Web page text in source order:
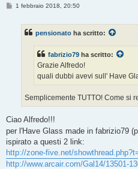
M
1 febbraio 2018, 20:50
pensionato ha scritto:
fabrizio79 ha scritto:
Grazie Alfredo!
quali dubbi avevi sull' Have
Semplicemente TUTTO! Come si
Ciao Alfredo!!!
per l'Have Glass made in fabrizio79
ispirato a questi 2 link:
http://zone-five.net/
http://www.arcair.com/Gal14/13501-